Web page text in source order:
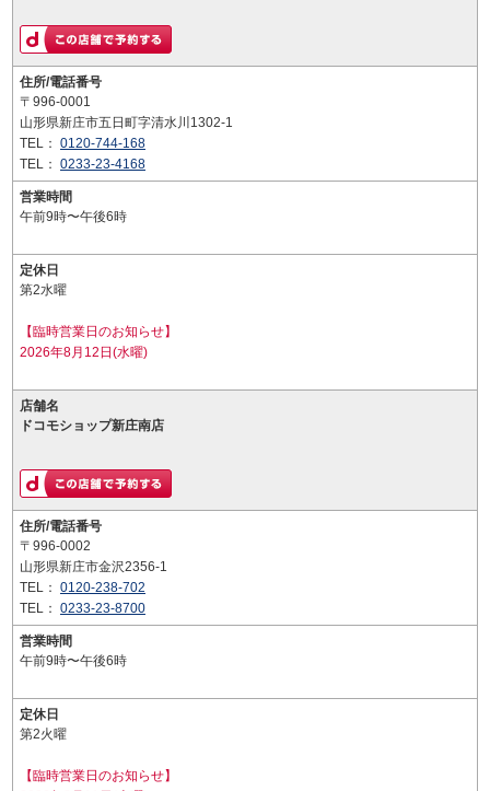
住所/電話番号
〒996-0001
山形県新庄市五日町字清水川1302-1
TEL： 0120-744-168
TEL： 0233-23-4168
営業時間
午前9時〜午後6時
定休日
第2水曜
【臨時営業日のお知らせ】
2026年8月12日(水曜)
店舗名
ドコモショップ新庄南店
住所/電話番号
〒996-0002
山形県新庄市金沢2356-1
TEL： 0120-238-702
TEL： 0233-23-8700
営業時間
午前9時〜午後6時
定休日
第2火曜
【臨時営業日のお知らせ】